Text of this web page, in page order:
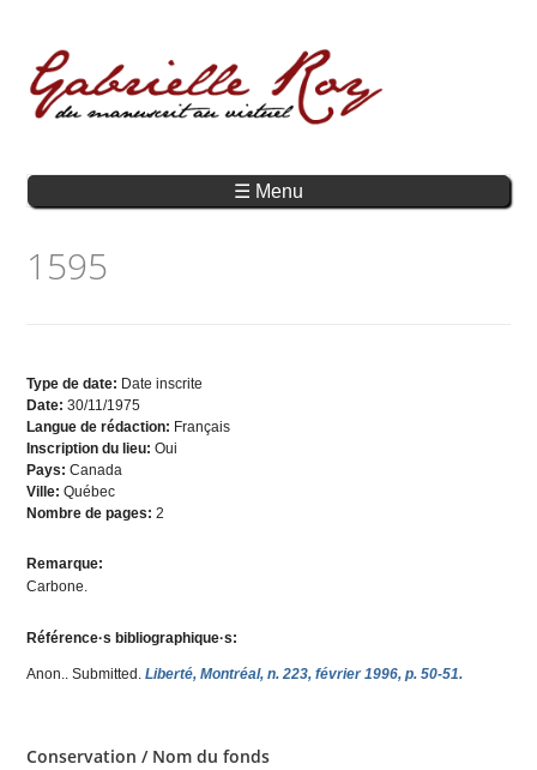
☰ Menu
1595
Type de date: Date inscrite
Date:30/11/1975
Langue de rédaction: Français
Inscription du lieu:Oui
Pays:Canada
Ville:Québec
Nombre de pages:2
Remarque:
Carbone.
Référence·s bibliographique·s:
Anon.. Submitted.Liberté, Montréal, n. 223, février 1996, p. 50-51.
Conservation / Nom du fonds